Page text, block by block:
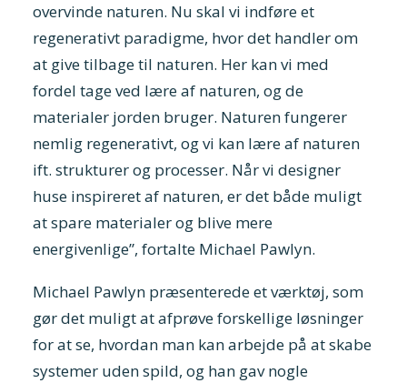
overvinde naturen. Nu skal vi indføre et
regenerativt paradigme, hvor det handler om
at give tilbage til naturen. Her kan vi med
fordel tage ved lære af naturen, og de
materialer jorden bruger. Naturen fungerer
nemlig regenerativt, og vi kan lære af naturen
ift. strukturer og processer. Når vi designer
huse inspireret af naturen, er det både muligt
at spare materialer og blive mere
energivenlige”, fortalte Michael Pawlyn.
Michael Pawlyn præsenterede et værktøj, som
gør det muligt at afprøve forskellige løsninger
for at se, hvordan man kan arbejde på at skabe
systemer uden spild, og han gav nogle